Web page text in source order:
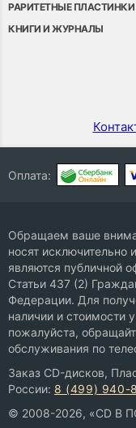
РАРИТЕТНЫЕ
КНИГИ И ЖУРНАЛЫ
Оплата:
Обращаем ваше
носят
являются публичной
Статьи 437 (2)
Федерации. Для
наличии и стоимости
пожалуйста,
обслуживания по
Заказ CD-дисков,
России: 8 (499) 940-
© 2008-2026, «CD В